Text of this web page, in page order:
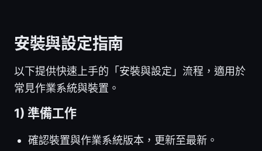
安裝與設定指南
以下提供快速上手的「安裝與設定」流程，適用於
常見作業系統與裝置。
1) 準備工作
確認裝置與作業系統版本，更新至最新。